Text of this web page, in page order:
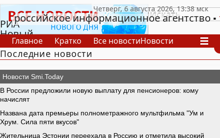
РИА
Новый
День
российское информационное агентство
Главное Кратко Все новостиНовости
В России
В мире
СпецпроектыПроекты Архив
Последние новости